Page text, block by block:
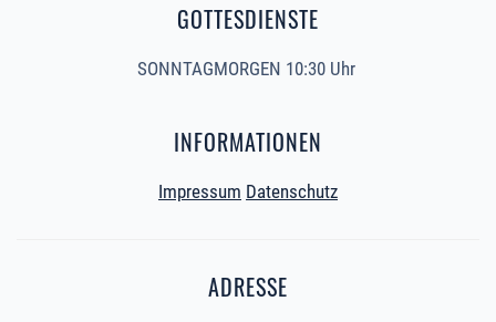
GOTTESDIENSTE
SONNTAGMORGEN 10:30 Uhr
INFORMATIONEN
Impressum Datenschutz
ADRESSE